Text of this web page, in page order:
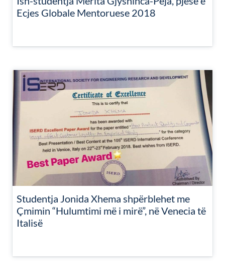
Ecjes Globale Mentoruese 2018
Studentja Jonida Xhema shpërblehet me
Çmimin “Hulumtimi më i mirë”, në Venecia të
Italisë